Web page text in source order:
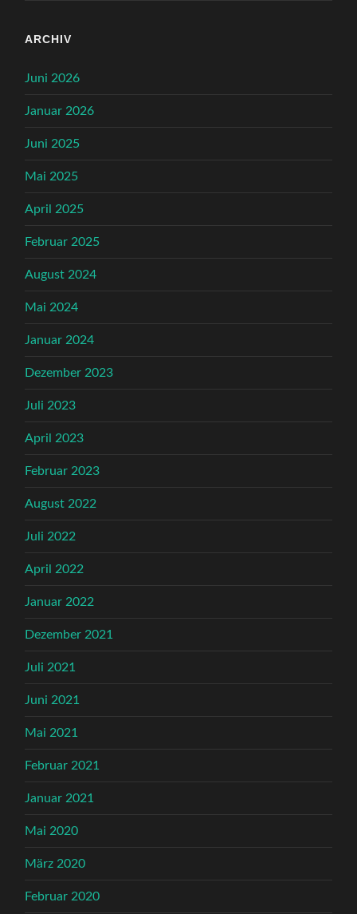
ARCHIV
Juni 2026
Januar 2026
Juni 2025
Mai 2025
April 2025
Februar 2025
August 2024
Mai 2024
Januar 2024
Dezember 2023
Juli 2023
April 2023
Februar 2023
August 2022
Juli 2022
April 2022
Januar 2022
Dezember 2021
Juli 2021
Juni 2021
Mai 2021
Februar 2021
Januar 2021
Mai 2020
März 2020
Februar 2020